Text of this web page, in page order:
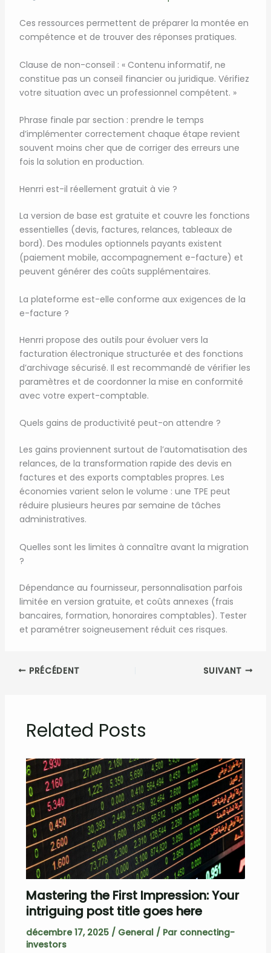
Ces ressources permettent de préparer la montée en
compétence et de trouver des réponses pratiques.
Clause de non-conseil : « Contenu informatif, ne
constitue pas un conseil financier ou juridique. Vérifiez
votre situation avec un professionnel compétent. »
Phrase finale par section : prendre le temps
d’implémenter correctement chaque étape revient
souvent moins cher que de corriger des erreurs une
fois la solution en production.
Henrri est-il réellement gratuit à vie ?
La version de base est gratuite et couvre les fonctions
essentielles (devis, factures, relances, tableaux de
bord). Des modules optionnels payants existent
(paiement mobile, accompagnement e-facture) et
peuvent générer des coûts supplémentaires.
La plateforme est-elle conforme aux exigences de la
e-facture ?
Henrri propose des outils pour évoluer vers la
facturation électronique structurée et des fonctions
d’archivage sécurisé. Il est recommandé de vérifier les
paramètres et de coordonner la mise en conformité
avec votre expert-comptable.
Quels gains de productivité peut-on attendre ?
Les gains proviennent surtout de l’automatisation des
relances, de la transformation rapide des devis en
factures et des exports comptables propres. Les
économies varient selon le volume : une TPE peut
réduire plusieurs heures par semaine de tâches
administratives.
Quelles sont les limites à connaître avant la migration
?
Dépendance au fournisseur, personnalisation parfois
limitée en version gratuite, et coûts annexes (frais
bancaires, formation, honoraires comptables). Tester
et paramétrer soigneusement réduit ces risques.
PRÉCÉDENT SUIVANT
Related Posts
Mastering the First Impression: Your
intriguing post title goes here
décembre 17, 2025 / General/ Par connecting-
investors